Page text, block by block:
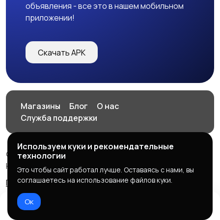
объявления - все это в нашем мобильном
приложении!
Скачать APK
Магазины Блог
О нас
Служба поддержки
© 2026 HOP.UZ
HOP.UZ
Правила сервиса
Политика конфиденциальности
Используем куки и рекомендательные
технологии
Это чтобы сайт работал лучше. Оставаясь с нами, вы
соглашаетесь на использование файлов куки.
Ок